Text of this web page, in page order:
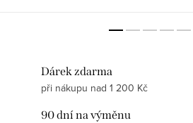
Dárek zdarma
při nákupu nad 1 200 Kč
90 dní na výměnu